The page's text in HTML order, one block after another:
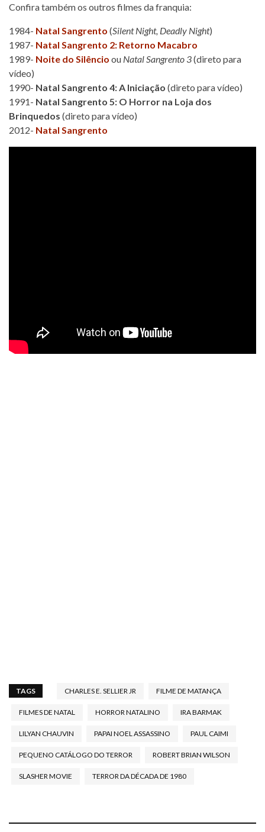
Confira também os outros filmes da franquia:
1984- Natal Sangrento (Silent Night, Deadly Night)
1987- Natal Sangrento 2: Retorno Macabro
1989- Noite do Silêncio ou Natal Sangrento 3(direto para
vídeo)
1990- Natal Sangrento 4: A Iniciação (direto para vídeo)
1991- Natal Sangrento 5: O Horror na Loja dos
Brinquedos (direto para vídeo)
2012- Natal Sangrento
TAGS CHARLES E. SELLIER JR FILME DE MATANÇA
FILMES DE NATAL HORROR NATALINO IRA BARMAK
LILYAN CHAUVIN PAPAI NOEL ASSASSINO PAUL CAIMI
PEQUENO CATÁLOGO DO TERROR ROBERT BRIAN WILSON
SLASHER MOVIE TERROR DA DÉCADA DE 1980